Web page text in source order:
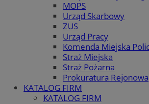
MOPS
Urząd Skarbowy
ZUS
Urząd Pracy
Komenda Miejska
Straż Miejska
Straż Pożarna
Prokuratura Rejonowa
KATALOG FIRM
KATALOG FIRM